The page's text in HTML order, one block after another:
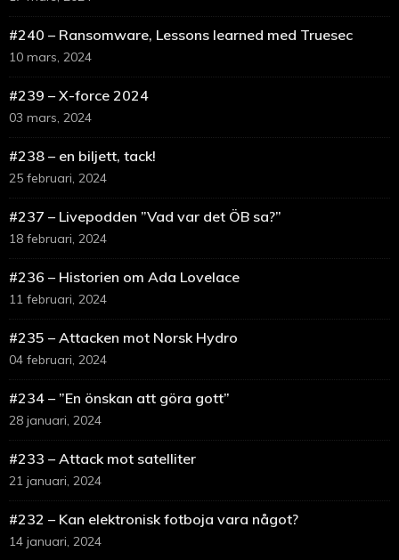
#240 – Ransomware, Lessons learned med Truesec
10 mars, 2024
#239 – X-force 2024
03 mars, 2024
#238 – en biljett, tack!
25 februari, 2024
#237 – Livepodden ”Vad var det ÖB sa?”
18 februari, 2024
#236 – Historien om Ada Lovelace
11 februari, 2024
#235 – Attacken mot Norsk Hydro
04 februari, 2024
#234 – ”En önskan att göra gott”
28 januari, 2024
#233 – Attack mot satelliter
21 januari, 2024
#232 – Kan elektronisk fotboja vara något?
14 januari, 2024